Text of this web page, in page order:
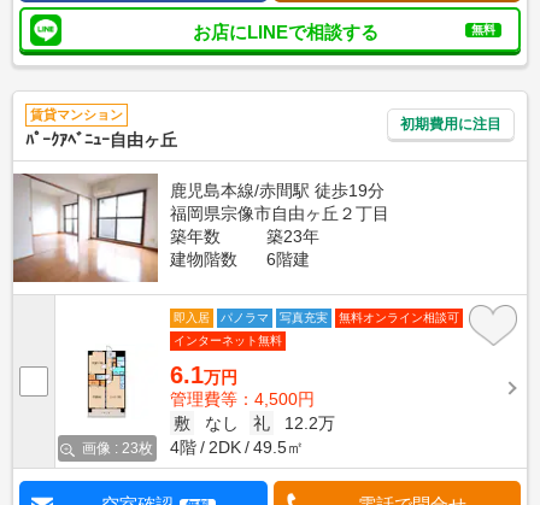
お店にLINEで相談する 無料
賃貸マンション
ﾊﾟｰｸｱﾍﾞﾆｭｰ自由ヶ丘
初期費用に注目
鹿児島本線/赤間駅 徒歩19分
福岡県宗像市自由ヶ丘２丁目
築年数
築23年
建物階数
6階建
画像 : 23枚
即入居 パノラマ 写真充実
無料オンライン相談可
インターネット無料
6.1万円
管理費等：4,500円
敷
なし 礼
12.2万
4階
2DK 49.5㎡